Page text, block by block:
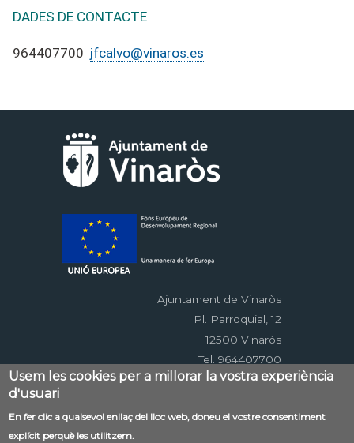
DADES DE CONTACTE
964407700 jfcalvo@vinaros.es
Ajuntament de Vinaròs
Pl. Parroquial, 12
12500 Vinaròs
Tel. 964407700
MenúContacte Avís legal
Mapa web
Usem les cookies per a millorar la vostra experiència
d'usuari
En fer clic a qualsevol enllaç del lloc web, doneu el vostre consentiment
explícit perquè les utilitzem.